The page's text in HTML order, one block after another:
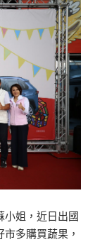
小姐，近日出國
多購買蔬果，